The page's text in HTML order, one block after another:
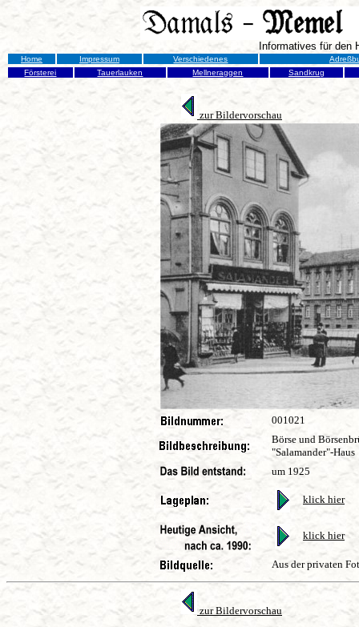
Informatives für den
Home Impressum Verschiedenes
Försterei
Tauerlauken Mellneraggen Sandkrug
zur Bildervorschau
001021
Börse und
"Salamander"-Haus
um 1925
klick hier
klick hier
Aus der privaten
zur Bildervorschau